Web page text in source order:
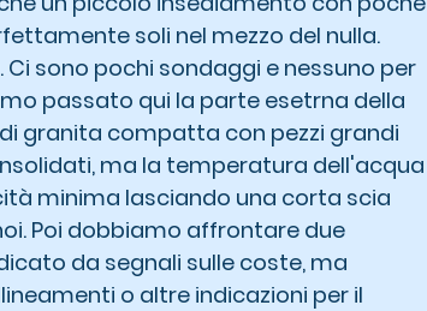
soli nel mezzo del nulla.
sono pochi sondaggi e nessuno per
passato qui la parte esetrna della
granita compatta con pezzi grandi
ma la temperatura dell'acqua
minima lasciando una corta scia
Poi dobbiamo affrontare due
da segnali sulle coste, ma
o altre indicazioni per il